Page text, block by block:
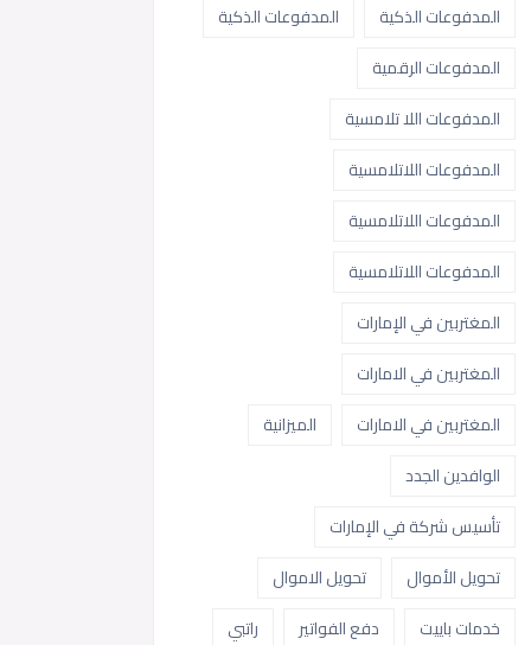
المدفوعات الذكية
المدفوعات الذكية
المدفوعات الرقمية
المدفوعات اللا تلامسية
المدفوعات اللاتلامسية
المدفوعات اللاتلامسية
المدفوعات اللاتلامسية
المغتربين في الإمارات
المغتربين في الامارات
المغتربين في الامارات
الميزانية
الوافدين الجدد
تأسيس شركة في الإمارات
تحويل الأموال
تحويل الاموال
خدمات باييت
دفع الفواتير راتبي